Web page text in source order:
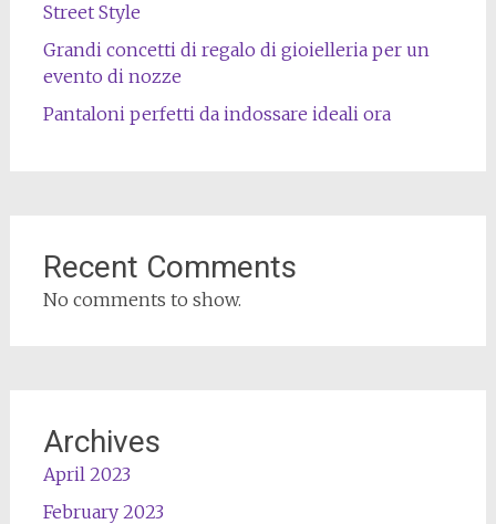
Street Style
Grandi concetti di regalo di gioielleria per un
evento di nozze
Pantaloni perfetti da indossare ideali ora
Recent Comments
No comments to show.
Archives
April 2023
February 2023